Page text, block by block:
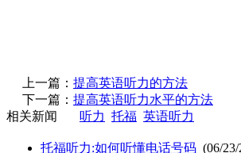
上一篇： 提高英语听力的方法
下一篇： 提高英语听力水平的方法
相关新闻
听力 托福 英语听力
托福听力:如何听懂电话号码 (06/